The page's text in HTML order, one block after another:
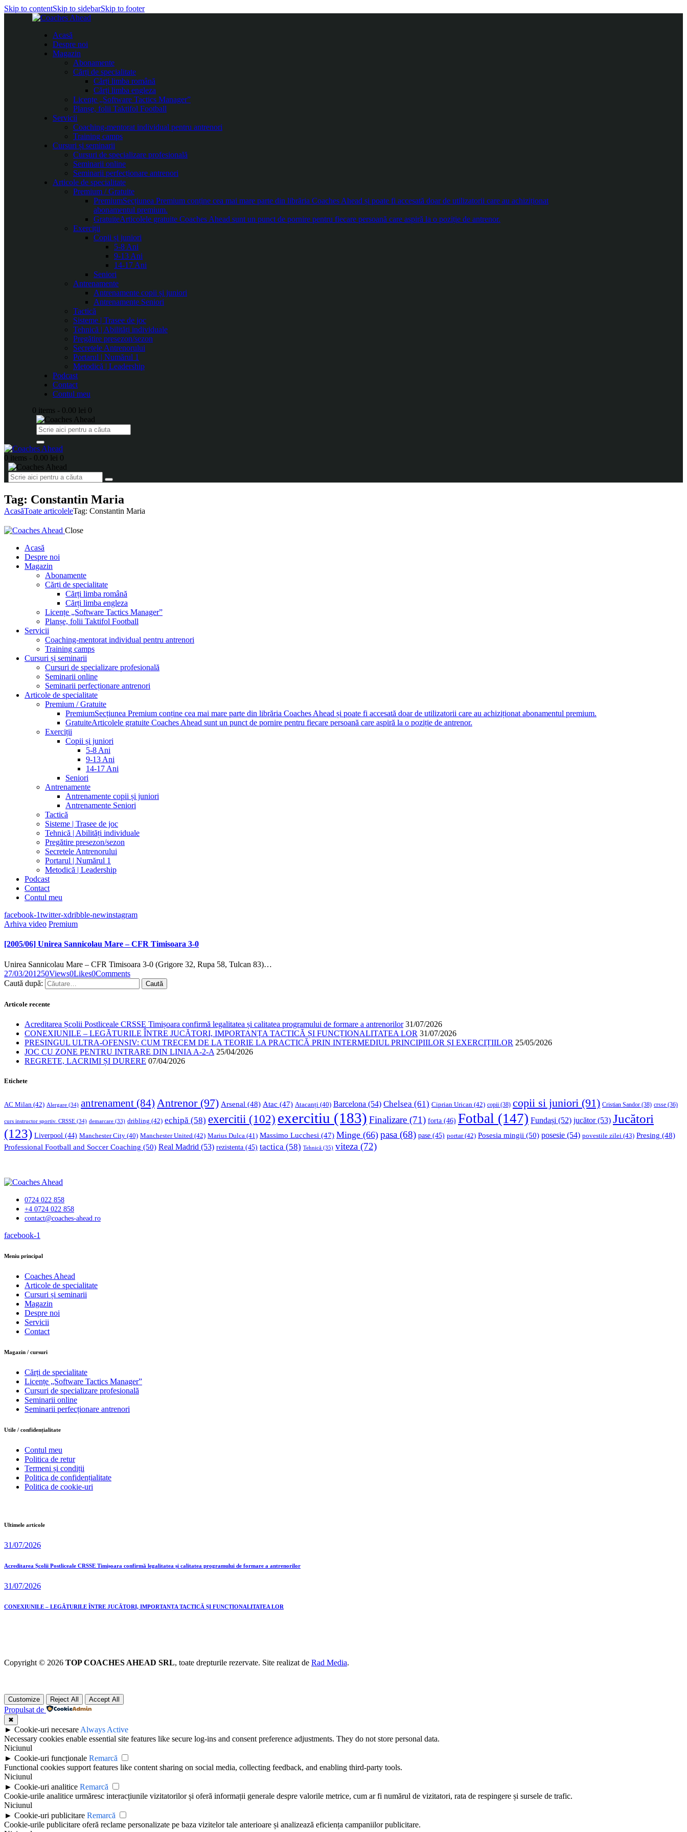
Skip to contentSkip to sidebarSkip to footer
Acasă
Despre noi
Magazin
Abonamente
Cărți de specialitate
Cărți limba română
Cărți limba engleza
Licențe „Software Tactics Manager”
Planșe, folii Taktifol Football
Servicii
Coaching-mentorat individual pentru antrenori
Training camps
Cursuri și seminarii
Cursuri de specializare profesională
Seminarii online
Seminarii perfecționare antrenori
Articole de specialitate
Premium / Gratuite
PremiumSecțiunea Premium conține cea mai mare parte din librăria Coaches Ahead și poate fi accesată doar de utilizatorii care au achiziționat
abonamentul premium.
GratuiteArticolele gratuite Coaches Ahead sunt un punct de pornire pentru fiecare persoană care aspiră la o poziție de antrenor.
Exerciții
Copii și juniori
5-8 Ani
9-13 Ani
14-17 Ani
Seniori
Antrenamente
Antrenamente copii și juniori
Antrenamente Seniori
Tactică
Sisteme | Trasee de joc
Tehnică | Abilități individuale
Pregătire presezon/sezon
Secretele Antrenorului
Portarul | Numărul 1
Metodică | Leadership
Podcast
Contact
Contul meu
0 items - 0.00 lei 0
0 items - 0.00 lei 0
Tag: Constantin Maria
AcasăToate articoleleTag: Constantin Maria
Close
Acasă
Despre noi
Magazin
Abonamente
Cărți de specialitate
Cărți limba română
Cărți limba engleza
Licențe „Software Tactics Manager”
Planșe, folii Taktifol Football
Servicii
Coaching-mentorat individual pentru antrenori
Training camps
Cursuri și seminarii
Cursuri de specializare profesională
Seminarii online
Seminarii perfecționare antrenori
Articole de specialitate
Premium / Gratuite
PremiumSecțiunea Premium conține cea mai mare parte din librăria Coaches Ahead și poate fi accesată doar de utilizatorii care au achiziționat abonamentul premium.
GratuiteArticolele gratuite Coaches Ahead sunt un punct de pornire pentru fiecare persoană care aspiră la o poziție de antrenor.
Exerciții
Copii și juniori
5-8 Ani
9-13 Ani
14-17 Ani
Seniori
Antrenamente
Antrenamente copii și juniori
Antrenamente Seniori
Tactică
Sisteme | Trasee de joc
Tehnică | Abilități individuale
Pregătire presezon/sezon
Secretele Antrenorului
Portarul | Numărul 1
Metodică | Leadership
Podcast
Contact
Contul meu
facebook-1twitter-xdribble-newinstagram
Arhiva video Premium
[2005/06] Unirea Sannicolau Mare – CFR Timisoara 3-0
Unirea Sannicolau Mare – CFR Timisoara 3-0 (Grigore 32, Rupa 58, Tulcan 83)…
27/03/201250Views0Likes0Comments
Caută după:
Articole recente
Acreditarea Școlii Postliceale CRSSE Timișoara confirmă legalitatea și calitatea programului de formare a antrenorilor 31/07/2026
CONEXIUNILE – LEGĂTURILE ÎNTRE JUCĂTORI, IMPORTANȚA TACTICĂ ȘI FUNCȚIONALITATEA LOR 31/07/2026
PRESINGUL ULTRA-OFENSIV: CUM TRECEM DE LA TEORIE LA PRACTICĂ PRIN INTERMEDIUL PRINCIPIILOR ȘI EXERCIȚIILOR 25/05/2026
JOC CU ZONE PENTRU INTRARE DIN LINIA A-2-A 25/04/2026
REGRETE, LACRIMI ȘI DURERE 07/04/2026
Etichete
AC Milan (42) Alergare (34) antrenament (84) Antrenor(97) Arsenal (48) Atac (47) Atacanți (40) Barcelona (54) Chelsea (61) Ciprian Urican (42) copii (38) copii si juniori (91) Cristian Sandor (38) crsse (36)
curs instructor sportiv. CRSSE (34) demarcare (33) dribling (42) echipă (58) exercitii (102) exercitiu (183) Finalizare (71) forta (46) Fotbal (147) Fundași (52) jucător(53) Jucători
(123) Liverpool (44) Manchester City (40) Manchester United (42) Marius Dulca (41) Massimo Lucchesi (47) Minge (66) pasa (68) pase (45) portar(42) Posesia mingii (50) posesie (54) povestile zilei (43) Presing (48)
Professional Football and Soccer Coaching (50) Real Madrid (53) rezistenta (45) tactica (58) Tehnică (35) viteza (72)
0724 022 858
+4 0724 022 858
contact@coaches-ahead.ro
facebook-1
Meniu principal
Coaches Ahead
Articole de specialitate
Cursuri și seminarii
Magazin
Despre noi
Servicii
Contact
Magazin / cursuri
Cărți de specialitate
Licențe „Software Tactics Manager”
Cursuri de specializare profesională
Seminarii online
Seminarii perfecționare antrenori
Utile / confidențialitate
Contul meu
Politica de retur
Termeni și condiții
Politica de confidențialitate
Politica de cookie-uri
Ultimele articole
31/07/2026
Acreditarea Școlii Postliceale CRSSE Timișoara confirmă legalitatea și calitatea programului de formare a antrenorilor
31/07/2026
CONEXIUNILE – LEGĂTURILE ÎNTRE JUCĂTORI, IMPORTANȚA TACTICĂ ȘI FUNCȚIONALITATEA LOR
Copyright © 2026 TOP COACHES AHEAD SRL, toate drepturile rezervate. Site realizat de Rad Media.
Customize Reject All Accept All
Propulsat de
✖
► Cookie-uri necesare Always Active
Necessary cookies enable essential site features like secure log-ins and consent preference adjustments. They do not store personal data.
Niciunul
► Cookie-uri funcționale Remarcă
Functional cookies support features like content sharing on social media, collecting feedback, and enabling third-party tools.
Niciunul
► Cookie-uri analitice Remarcă
Cookie-urile analitice urmăresc interacțiunile vizitatorilor și oferă informații generale despre valorile metrice, cum ar fi numărul de vizitatori, rata de respingere și sursele de trafic.
Niciunul
► Cookie-uri publicitare Remarcă
Cookie-urile publicitare oferă reclame personalizate pe baza vizitelor tale anterioare și analizează eficiența campaniilor publicitare.